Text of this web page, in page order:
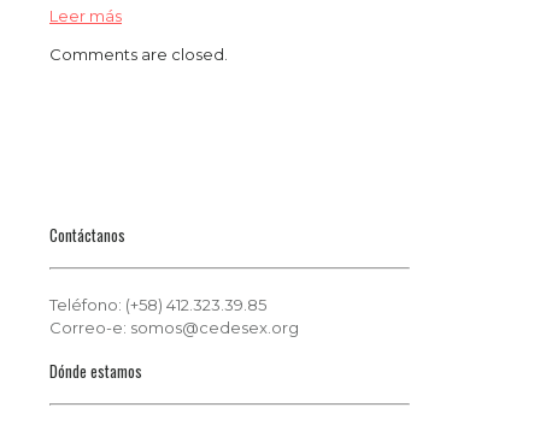
Leer más
Comments are closed.
Contáctanos
Teléfono: (+58) 412.323.39.85
Correo-e: somos@cedesex.org
Dónde estamos